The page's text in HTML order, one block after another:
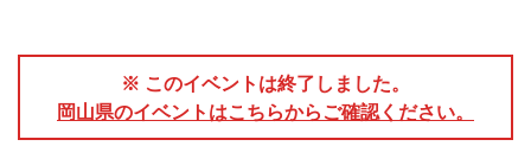
※ このイベントは終了しました。
岡山県のイベントはこちらからご確認ください。